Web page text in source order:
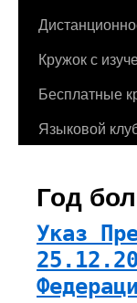
Кружок с
Бесплатные
Языковой
Год
Указ